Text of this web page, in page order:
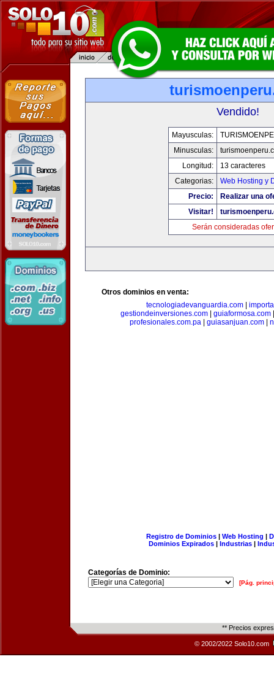
Vendido!
Mayusculas:
Minusculas:
Longitud:
13 caracteres
Categorias:
Web Hosting y
Precio:
Realizar una
Visitar!
Serán consideradas
Otros dominios en venta:
tecnologiadevanguardia.com|
gestiondeinversiones.com| guiaformosa.com
profesionales.com.pa
guiasanjuan.com
Registro de Dominios| Web Hosting |
Dominios Expirados | Industrias |
Categorías de Dominio:
[Pág.
** Precios
© 2002/2022 Solo10.com